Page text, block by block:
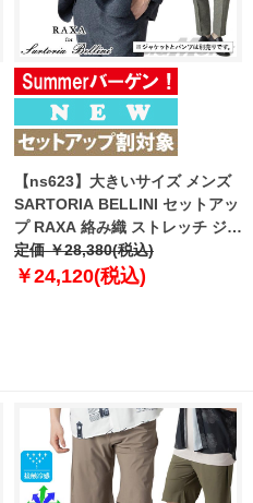
【ns623】大きいサイズ メンズ
SARTORIA BELLINI セットアッ
プ RAXA 絡み織 ストレッチ ジャ
ケット 春夏新作 tzjk-33b
【fre】
定価 ￥28,380(税込)
￥24,120(税込)